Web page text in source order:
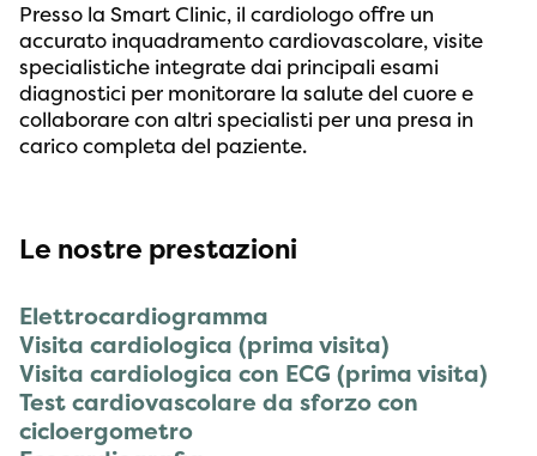
Presso la Smart Clinic, il cardiologo offre un
accurato inquadramento cardiovascolare, visite
specialistiche integrate dai principali esami
diagnostici per monitorare la salute del cuore e
collaborare con altri specialisti per una presa in
carico completa del paziente.
Le nostre prestazioni
Elettrocardiogramma
Visita cardiologica (prima visita)
Visita cardiologica con ECG (prima visita)
Test cardiovascolare da sforzo con
cicloergometro